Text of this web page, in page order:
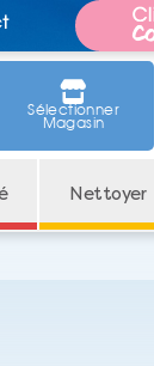
Sélectionner
Magasin
Nettoyer